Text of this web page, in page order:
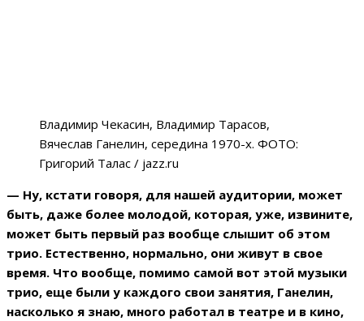
Владимир Чекасин, Владимир Тарасов,
Вячеслав Ганелин, середина 1970-х. ФОТО:
Григорий Талас / jazz.ru
— Ну, кстати говоря, для нашей аудитории, может
быть, даже более молодой, которая, уже, извините,
может быть первый раз вообще слышит об этом
трио. Естественно, нормально, они живут в свое
время. Что вообще, помимо самой вот этой музыки
трио, еще были у каждого свои занятия, Ганелин,
насколько я знаю, много работал в театре и в кино,